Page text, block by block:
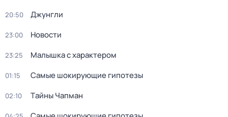
20:50 Джунгли
23:00 Новости
23:25 Малышка с характером
01:15 Самые шoкиpующие гипотезы
02:10 Тaйны Чапман